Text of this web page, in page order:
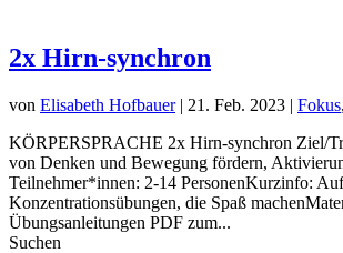
2x Hirn-synchron
von Elisabeth Hofbauer| 21. Feb. 2023 | Fokus,
KÖRPERSPRACHE 2x Hirn-synchron Ziel/
von Denken und Bewegung fördern,
Teilnehmer*innen: 2-14 PersonenKurzinfo:
Konzentrationsübungen, die Spaß
Übungsanleitungen PDF zum...
Suchen